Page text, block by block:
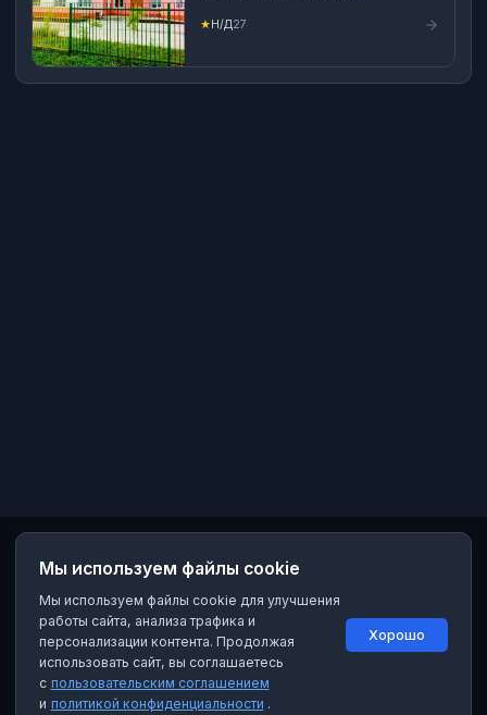
★Н/Д27
Мы используем файлы cookie
Мы используем файлы cookie для улучшения
работы сайта, анализа трафика и
персонализации контента. Продолжая
использовать сайт, вы соглашаетесь
с пользовательским соглашением
и политикой конфиденциальности .
Хорошо